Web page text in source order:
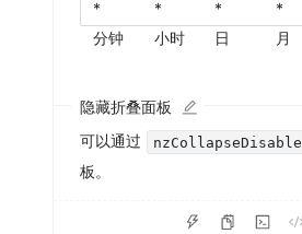
分钟 小时 日 月
隐藏折叠面板
可以通过
nzCollapseDisable
板。